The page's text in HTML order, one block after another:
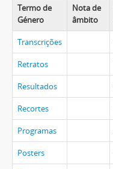
Termo de
Género
Nota de
âmbito
Transcrições
Retratos
Resultados
Recortes
Programas
Posters